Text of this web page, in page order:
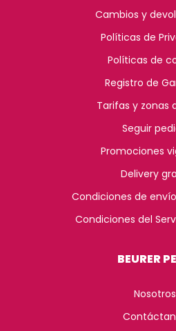
Cambios y
Políticas de
Políticas de
Registro de
Tarifas y zonas
Seguir
Promociones
Delivery
Condiciones de
Condiciones del
BEURER
Nosotros